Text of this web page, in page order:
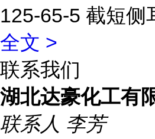
125-65-5 截短侧
全文 >
联系我们
湖北达豪化工有
联系人 李芳